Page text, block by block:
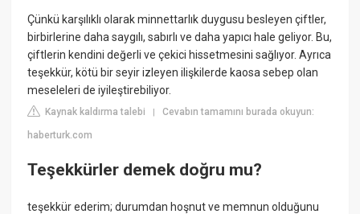
Çünkü karşılıklı olarak minnettarlık duygusu besleyen çiftler,
birbirlerine daha saygılı, sabırlı ve daha yapıcı hale geliyor. Bu,
çiftlerin kendini değerli ve çekici hissetmesini sağlıyor. Ayrıca
teşekkür, kötü bir seyir izleyen ilişkilerde kaosa sebep olan
meseleleri de iyileştirebiliyor.
Kaynak kaldırma talebi |Cevabın tamamını burada okuyun:
haberturk.com
Teşekkürler demek doğru mu?
teşekkür ederim; durumdan hoşnut ve memnun olduğunu